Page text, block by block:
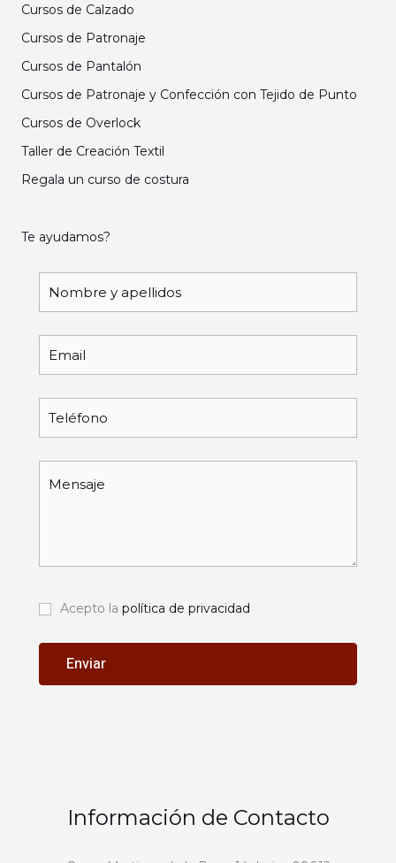
Cursos de Calzado
Cursos de Patronaje
Cursos de Pantalón
Cursos de Patronaje y Confección con Tejido de Punto
Cursos de Overlock
Taller de Creación Textil
Regala un curso de costura
Te ayudamos?
Acepto la política de privacidad
Información de Contacto